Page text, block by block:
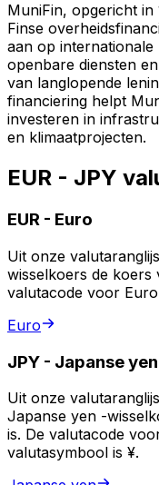
MuniFin, opgericht in
Finse
aan op
openbare diensten
van langlopende
financiering helpt
investeren in
en klimaatprojecten.
EUR - JPY
EUR - Euro
Uit onze
wisselkoers de koers
valutacode voor
Euro
JPY - Japanse yen
Uit onze
Japanse yen -
is. De valutacode
valutasymbool is ¥.